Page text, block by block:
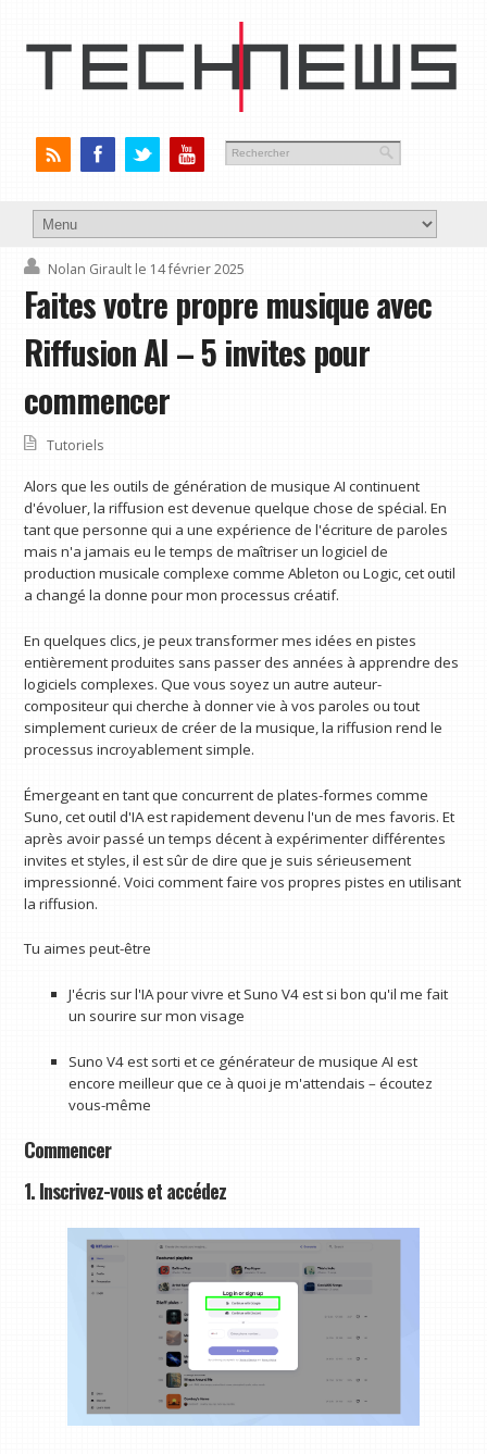
Nolan Girault le 14 février 2025
Faites votre propre musique avec
Riffusion AI – 5 invites pour
commencer
Tutoriels
Alors que les outils de génération de musique AI continuent
d'évoluer, la riffusion est devenue quelque chose de spécial. En
tant que personne qui a une expérience de l'écriture de paroles
mais n'a jamais eu le temps de maîtriser un logiciel de
production musicale complexe comme Ableton ou Logic, cet outil
a changé la donne pour mon processus créatif.
En quelques clics, je peux transformer mes idées en pistes
entièrement produites sans passer des années à apprendre des
logiciels complexes. Que vous soyez un autre auteur-
compositeur qui cherche à donner vie à vos paroles ou tout
simplement curieux de créer de la musique, la riffusion rend le
processus incroyablement simple.
Émergeant en tant que concurrent de plates-formes comme
Suno, cet outil d'IA est rapidement devenu l'un de mes favoris. Et
après avoir passé un temps décent à expérimenter différentes
invites et styles, il est sûr de dire que je suis sérieusement
impressionné. Voici comment faire vos propres pistes en utilisant
la riffusion.
Tu aimes peut-être
J'écris sur l'IA pour vivre et Suno V4 est si bon qu'il me fait
un sourire sur mon visage
Suno V4 est sorti et ce générateur de musique AI est
encore meilleur que ce à quoi je m'attendais – écoutez
vous-même
Commencer
1. Inscrivez-vous et accédez